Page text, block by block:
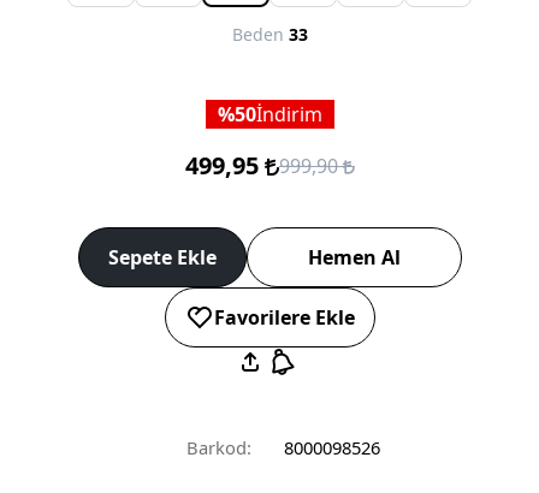
Beden 33
50İndirim
499,95 999,90
Sepete Ekle Hemen Al
Favorilere Ekle
Barkod: 8000098526